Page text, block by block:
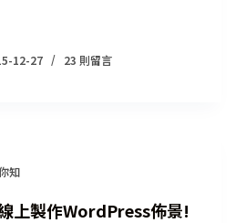
12-27 23 則留言
知
上製作WordPress佈景!